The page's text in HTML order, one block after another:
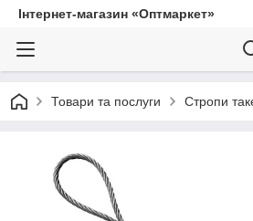
Інтернет-магазин «Оптмаркет»
Товари та послуги Стропи